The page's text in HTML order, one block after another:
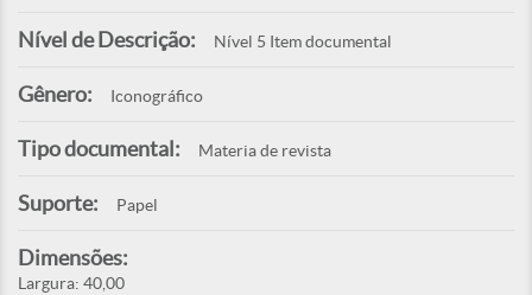
Nível de Descrição: Nível 5 Item documental
Gênero: Iconográfico
Tipo documental: Materia de revista
Suporte: Papel
Dimensões:
Largura: 40,00